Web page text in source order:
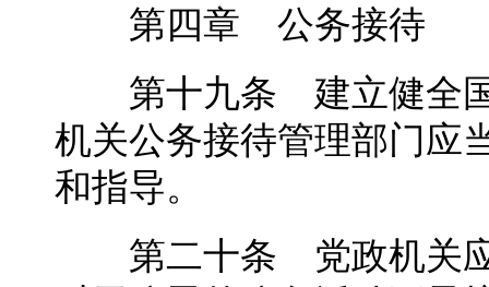
第四章 公务接待
第十九条 建立健全国
机关公务接待管理部门应
和指导。
第二十条 党政机关应